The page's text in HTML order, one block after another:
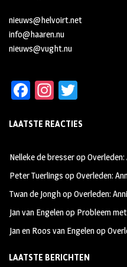
nieuws@helvoirt.net
info@haaren.nu
nieuws@vught.nu
Fa
b
oo
k
In
ag
m
tt
LAATSTE REACTIES
Nelleke de bresserop
Peter Tuerlings opOverleden:
Twan de JonghopOverleden:
Jan van Engelenop Probleem
Jan en Roos van Engelenop
LAATSTE BERICHTEN